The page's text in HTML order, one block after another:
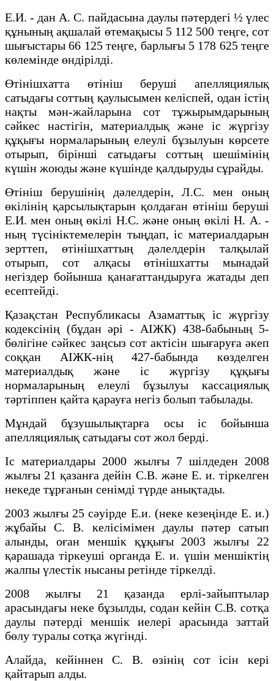
Е.И. - дан А. С. пайдасына даулы пәтердегі ½ үлес
құнының ақшалай өтемақысы 5 112 500 теңге, сот
шығыстары 66 125 теңге, барлығы 5 178 625 теңге
көлемінде өндірілді.
Өтінішхатта өтініш беруші апелляциялық
сатыдағы соттың қаулысымен келіспей, одан істің
нақты мән-жайларына сот тұжырымдарының
сәйкес настігін, материалдық және іс жүргізу
құқығы нормаларының елеулі бұзылуын көрсете
отырып, бірінші сатыдағы соттың шешімінің
күшін жоюды және күшінде қалдыруды сұрайды.
Өтініш берушінің дәлелдерін, Л.С. мен оның
өкілінің қарсылықтарын қолдаған өтініш беруші
Е.И. мен оның өкілі Н.С. және оның өкілі Н. А. -
ның түсініктемелерін тыңдап, іс материалдарын
зерттеп, өтінішхаттың дәлелдерін талқылай
отырып, сот алқасы өтінішхатты мынадай
негіздер бойынша қанағаттандыруға жатады деп
есептейді.
Қазақстан Республикасы Азаматтық іс жүргізу
кодексінің (бұдан әрі - АІЖК) 438-бабының 5-
бөлігіне сәйкес заңсыз сот актісін шығаруға әкеп
соққан АІЖК-нің 427-бабында көзделген
материалдық және іс жүргізу құқығы
нормаларының елеулі бұзылуы кассациялық
тәртіппен қайта қарауға негіз болып табылады.
Мұндай бұзушылықтарға осы іс бойынша
апелляциялық сатыдағы сот жол берді.
Іс материалдары 2000 жылғы 7 шілдеден 2008
жылғы 21 қазанға дейін С.В. және Е. и. тіркелген
некеде тұрғанын сенімді түрде анықтады.
2003 жылғы 25 сәуірде Е.и. (неке кезеңінде Е. и.)
жұбайы С. В. келісімімен даулы пәтер сатып
алынды, оған меншік құқығы 2003 жылғы 22
қарашада тіркеуші органда Е. и. үшін меншіктің
жалпы үлестік нысаны ретінде тіркелді.
2008 жылғы 21 қазанда ерлі-зайыптылар
арасындағы неке бұзылды, содан кейін С.В. сотқа
даулы пәтерді меншік иелері арасында заттай
бөлу туралы сотқа жүгінді.
Алайда, кейіннен С. В. өзінің сот ісін кері
қайтарып алды.